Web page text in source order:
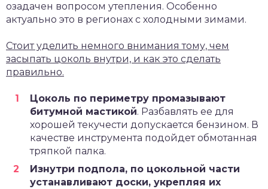
озадачен вопросом утепления. Особенно
актуально это в регионах с холодными зимами.
Стоит уделить немного внимания тому, чем
засыпать цоколь внутри, и как это сделать
правильно.
Цоколь по периметру промазывают
битумной мастикой. Разбавлять ее для
хорошей текучести допускается бензином. В
качестве инструмента подойдет обмотанная
тряпкой палка.
Изнутри подпола, по цокольной части
устанавливают доски, укрепляя их